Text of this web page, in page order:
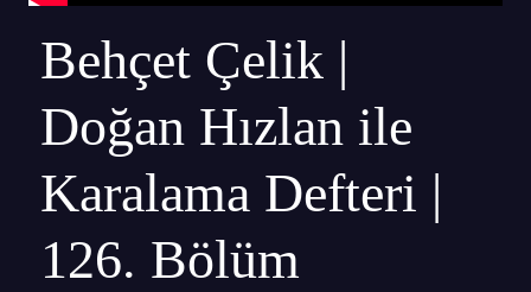
Behçet Çelik |
Doğan Hızlan ile
Karalama Defteri |
126. Bölüm